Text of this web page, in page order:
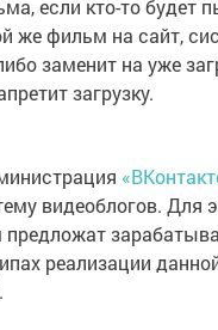
если кто-то будет
же фильм на сайт,
заменит на уже
загрузку.
видеоблогов. Для
предложат
реализации